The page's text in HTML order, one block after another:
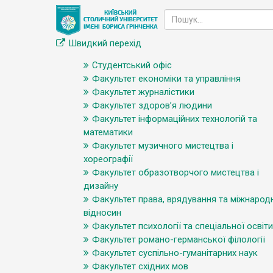
Швидкий перехід
Студентський офіс
Факультет економіки та управління
Факультет журналістики
Факультет здоров’я людини
Факультет інформаційних технологій та
математики
Факультет музичного мистецтва і
хореографії
Факультет образотворчого мистецтва і
дизайну
Факультет права, врядування та
відносин
Факультет психології та спеціальної освіти
Факультет романо-германської філології
Факультет суспільно-гуманітарних наук
Факультет східних мов